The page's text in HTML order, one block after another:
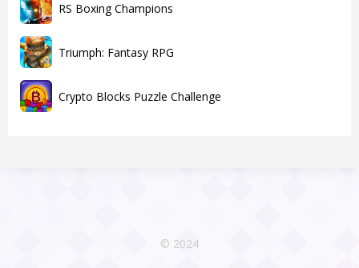
RS Boxing Champions
Triumph: Fantasy RPG
Crypto Blocks Puzzle Challenge
© 2024